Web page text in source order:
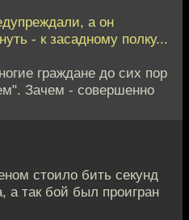
а он
- к засадному полку...
граждане до сих пор
Зачем - совершенно
стоило бить секунд
а так бой был проигран